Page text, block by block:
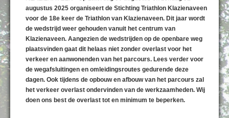
augustus 2025 organiseert de Stichting Triathlon Klazienaveen
voor de 18e keer de Triathlon van Klazienaveen. Dit jaar wordt
de wedstrijd weer gehouden vanuit het centrum van
Klazienaveen. Aangezien de wedstrijden op de openbare weg
plaatsvinden gaat dit helaas niet zonder overlast voor het
verkeer en aanwonenden van het parcours. Lees verder voor
de wegafsluitingen en omleidingsroutes gedurende deze
dagen. Ook tijdens de opbouw en afbouw van het parcours zal
het verkeer overlast ondervinden van de werkzaamheden. Wij
doen ons best de overlast tot en minimum te beperken.